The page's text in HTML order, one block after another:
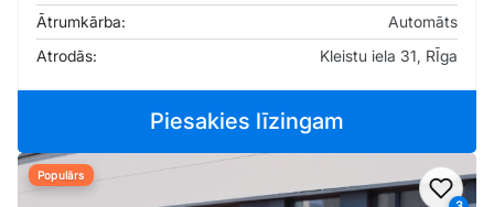
Ātrumkārba:
Automāts
Atrodās:
Kleistu iela 31, RĪga
Piesakies līzingam
Populārs